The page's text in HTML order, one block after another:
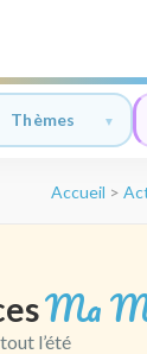
Thèmes
Accueil >
Ma
l’été